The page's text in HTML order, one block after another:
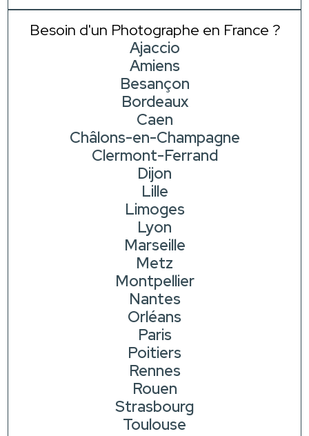
Besoin d'un Photographe en France ?
Ajaccio
Amiens
Besançon
Bordeaux
Caen
Châlons-en-Champagne
Clermont-Ferrand
Dijon
Lille
Limoges
Lyon
Marseille
Metz
Montpellier
Nantes
Orléans
Paris
Poitiers
Rennes
Rouen
Strasbourg
Toulouse